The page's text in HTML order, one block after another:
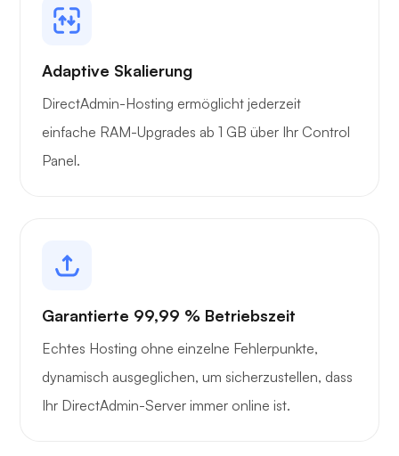
Adaptive Skalierung
DirectAdmin-Hosting ermöglicht jederzeit
einfache RAM-Upgrades ab 1 GB über Ihr Control
Panel.
Garantierte 99,99 % Betriebszeit
Echtes Hosting ohne einzelne Fehlerpunkte,
dynamisch ausgeglichen, um sicherzustellen, dass
Ihr DirectAdmin-Server immer online ist.